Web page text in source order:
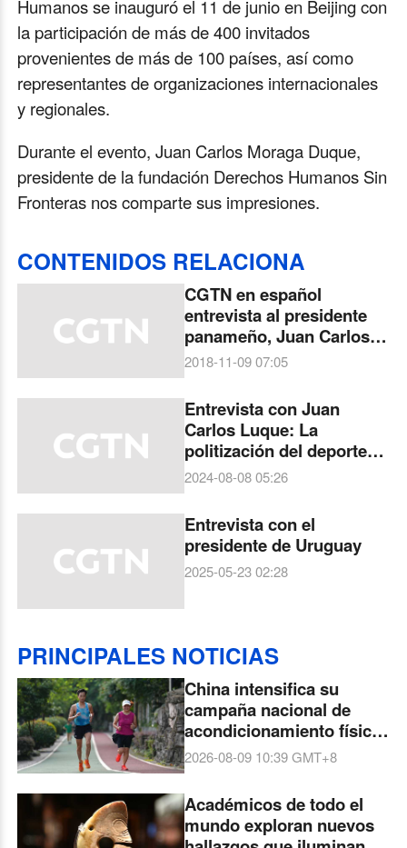
Humanos se inauguró el 11 de junio en Beijing con
la participación de más de 400 invitados
provenientes de más de 100 países, así como
representantes de organizaciones internacionales
y regionales.
Durante el evento, Juan Carlos Moraga Duque,
presidente de la fundación Derechos Humanos Sin
Fronteras nos comparte sus impresiones.
CONTENIDOS RELACIONA
CGTN en español
entrevista al presidente
panameño, Juan Carlos
Varela
2018-11-09 07:05
Entrevista con Juan
Carlos Luque: La
politización del deporte
es preocupante
2024-08-08 05:26
Entrevista con el
presidente de Uruguay
2025-05-23 02:28
PRINCIPALES NOTICIAS
China intensifica su
campaña nacional de
acondicionamiento físico
para promover la salud
2026-08-09 10:39GMT+8
Académicos de todo el
mundo exploran nuevos